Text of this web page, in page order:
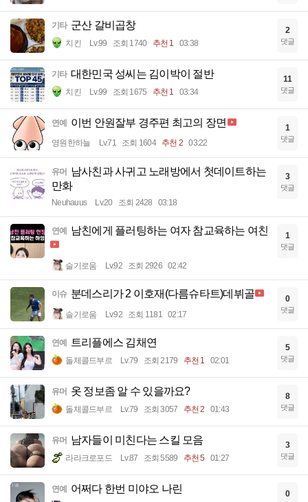
기타 군산 갈비곱창
치킨 Lv.99 조회 1740 추천 1 03:38
2
댓글
기타 대한민국 성씨는 김이박이 절반
치킨 Lv.99 조회 1675 추천 1 03:34
11
댓글
연예 이번 안원잘부 경주편 최고의 장면
영원한하늘 Lv.71 조회 1604 추천 2 03:22
1
댓글
유머 남사친과 사귀고 노래방에서 첫데이트하는
만화
Neuhauus Lv.20 조회 2428 03:18
3
댓글
연예 남친에게 플러팅하는 여자 참교육하는 여친
슬기로움 Lv.92 조회 2926 02:42
1
댓글
이슈 분데스리가 2 이호재(다름슈타트)데뷔골
슬기로움 Lv.92 조회 1181 02:17
0
댓글
연예 트리플에스 김채연
돌체콜드부르 Lv.79 조회 2179 추천 1 02:01
5
댓글
유머 옷 정보좀 알 수 있을까요?
돌체콜드부르 Lv.79 조회 3057 추천 2 01:43
8
댓글
유머 남자들이 미친다는 스킬 모음
라라크로포드 Lv.87 조회 5589 추천 5 01:27
3
댓글
연예 어쩌다 한번 미야오 나린 0